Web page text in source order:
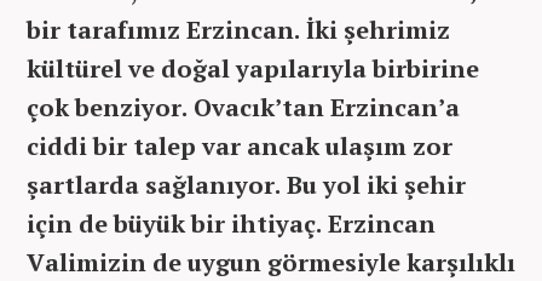
bir tarafımız Erzincan. İki şehrimiz
kültürel ve doğal yapılarıyla birbirine
çok benziyor. Ovacık’tan Erzincan’a
ciddi bir talep var ancak ulaşım zor
şartlarda sağlanıyor. Bu yol iki şehir
için de büyük bir ihtiyaç. Erzincan
Valimizin de uygun görmesiyle karşılıklı